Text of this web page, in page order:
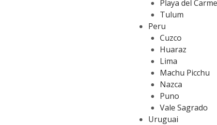
Playa del
Tulum
Peru
Cuzco
Huaraz
Lima
Machu Picchu
Nazca
Puno
Vale Sagrado
Uruguai